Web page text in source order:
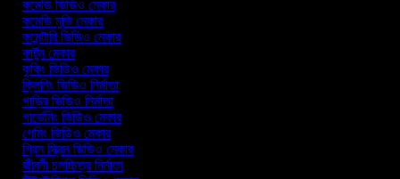
কমেডি ভিডিও মেকার
কমেডি মুভি মেকার
কমেন্টারি ভিডিও মেকার
কার্টুন মেকার
কুকিং ভিডিও মেকার
ক্লিনিং ভিডিও নির্মাতা
গাড়ির ভিডিও নির্মাতা
গার্ডেনিং ভিডিও মেকার
গেমিং ভিডিও মেকার
গ্রিন স্ক্রিন ভিডিও মেকার
জীবনী চলচ্চিত্র নির্মাতা